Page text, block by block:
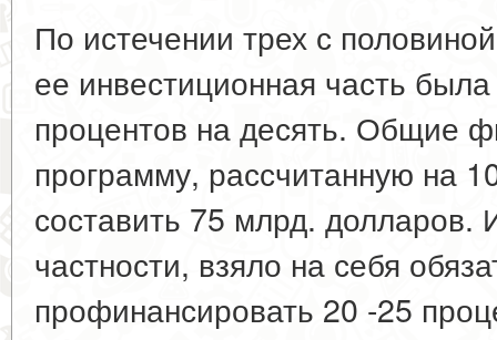
По истечении трех с
ее инвестиционная часть
процентов на десять. Общие
программу, рассчитанную на
составить 75 млрд. долларов.
частности, взяло на себя
профинансировать 20 -25